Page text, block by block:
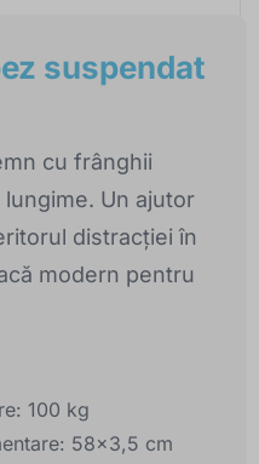
suspendat
cu frânghii
lungime. Un ajutor
distracției în
modern pentru
100 kg
58x3,5 cm